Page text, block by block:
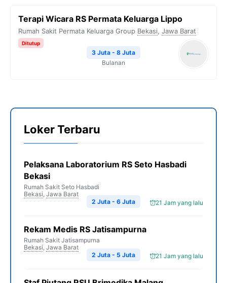
Terapi Wicara RS Permata Keluarga Lippo
Rumah Sakit Permata Keluarga Group Bekasi, Jawa Barat
Ditutup
3 Juta - 8 Juta
Bulanan
Loker Terbaru
Pelaksana Laboratorium RS Seto Hasbadi
Bekasi
Rumah Sakit Seto Hasbadi
Bekasi, Jawa Barat
21 Jam yang lalu
2 Juta - 6 Juta
Rekam Medis RS Jatisampurna
Rumah Sakit Jatisampurna
Bekasi, Jawa Barat
21 Jam yang lalu
2 Juta - 5 Juta